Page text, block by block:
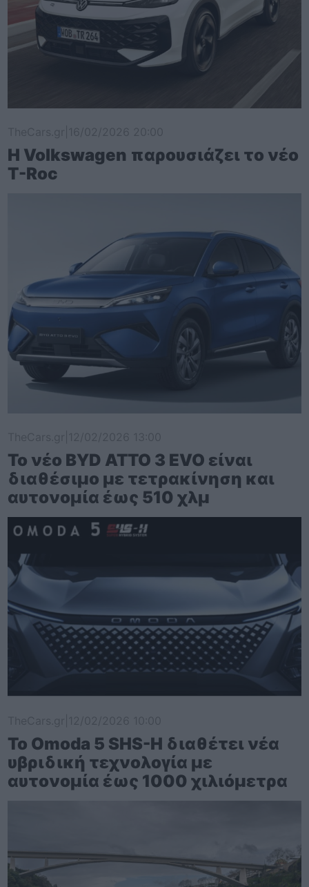
Η Volkswagen παρουσιάζει το νέο
T-Roc
Το νέο BYD ATTO 3 EVO είναι
διαθέσιμο με τετρακίνηση και
αυτονομία έως 510 χλμ
Το Omoda 5 SHS-H διαθέτει νέα
υβριδική τεχνολογία με
αυτονομία έως 1000 χιλιόμετρα